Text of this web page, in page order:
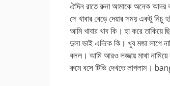
ঐদিন রাতে রুনা আমাকে অনেক আদর
সে খাবার বেড়ে দেয়ার সময় একটু নিচু
আমি খাবার খাব কি। হা করে
দুলা ভাই এদিকে কি। খুব মজা লাগে
বলল। আমি আরও লজ্জায় মাথা
রুমে বসে টিভি দেখতে লাগলাম।